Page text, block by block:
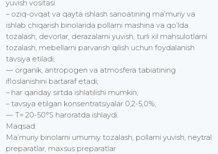
yuvish vositasi.
– oziq-ovqat va qayta ishlash sanoatining ma’muriy va
ishlab chiqarish binolarida pollarni mashina va qo’lda
tozalash, devorlar, derazalarni yuvish, turli xil mahsulotlarni
tozalash, mebellarni parvarish qilish uchun foydalanish
tavsiya etiladi;
— organik, antropogen va atmosfera tabiatining
ifloslanishini bartaraf etadi;
– har qanday sirtda ishlatilishi mumkin;
– tavsiya etilgan konsentratsiyalar 0,2-5,0%;
— T= 20-50°S haroratda ishlaydi.
Maqsad:
Ma’muriy binolarni umumiy tozalash, pollarni yuvish, neytral
preparatlar, maxsus preparatlar